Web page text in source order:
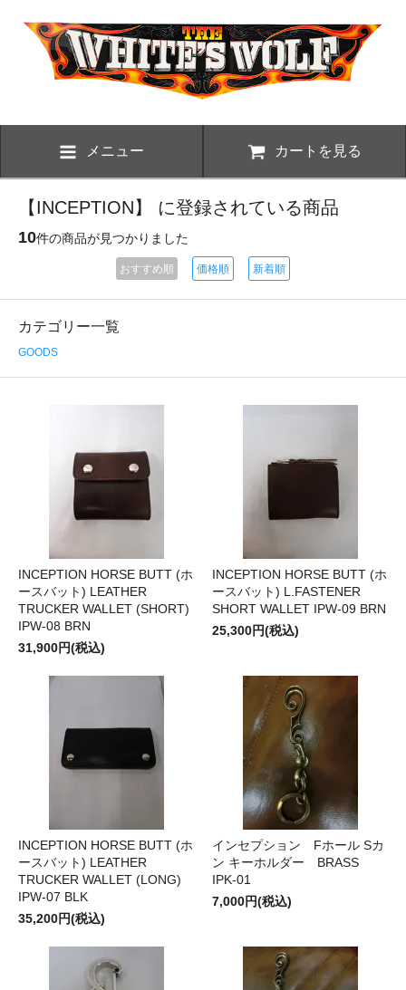
メニュー カートを見る
【INCEPTION】 に登録されている商品
10件の商品が見つかりました
おすすめ順 価格順 新着順
カテゴリー一覧
GOODS
INCEPTION HORSE BUTT (ホ
ースバット) LEATHER
TRUCKER WALLET (SHORT)
IPW-08 BRN
31,900円(税込)
INCEPTION HORSE BUTT (ホ
ースバット) L.FASTENER
SHORT WALLET IPW-09 BRN
25,300円(税込)
INCEPTION HORSE BUTT (ホ
ースバット) LEATHER
TRUCKER WALLET (LONG)
IPW-07 BLK
35,200円(税込)
インセプション Fホール Sカ
ン キーホルダー BRASS
IPK-01
7,000円(税込)